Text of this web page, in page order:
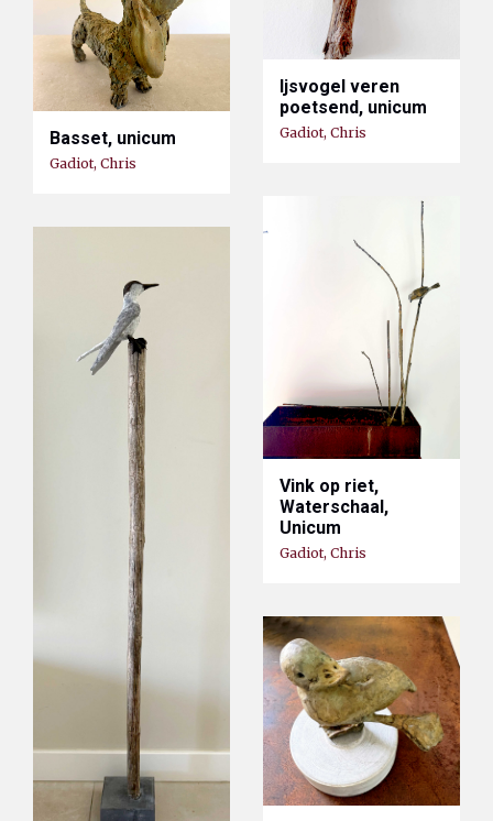
Ijsvogel veren
poetsend, unicum
Gadiot, Chris
Basset, unicum
Gadiot, Chris
Vink op riet,
Waterschaal,
Unicum
Gadiot, Chris